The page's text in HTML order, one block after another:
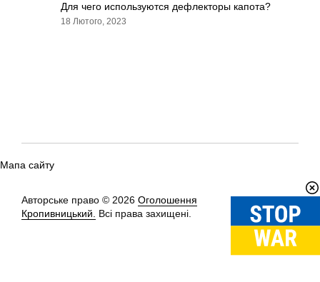
Для чего используются дефлекторы капота?
18 Лютого, 2023
Мапа сайту
Авторське право © 2026 Оголошення
Кропивницький.
Всі права захищені.
Вгору↑